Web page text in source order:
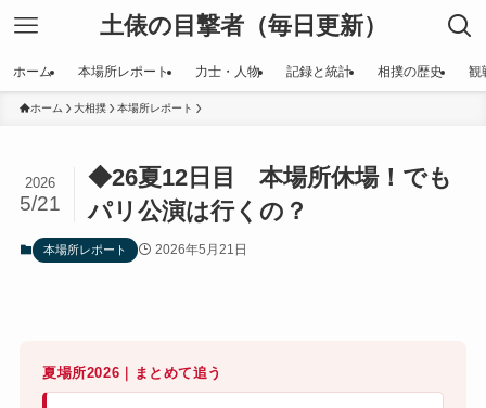
土俵の目撃者（毎日更新）
ホーム 本場所レポート 力士・人物 記録と統計 相撲の歴史 観
ホーム 大相撲 本場所レポート
◆26夏12日目 本場所休場！でも
パリ公演は行くの？
2026
5/21
本場所レポート 2026年5月21日
夏場所2026｜まとめて追う